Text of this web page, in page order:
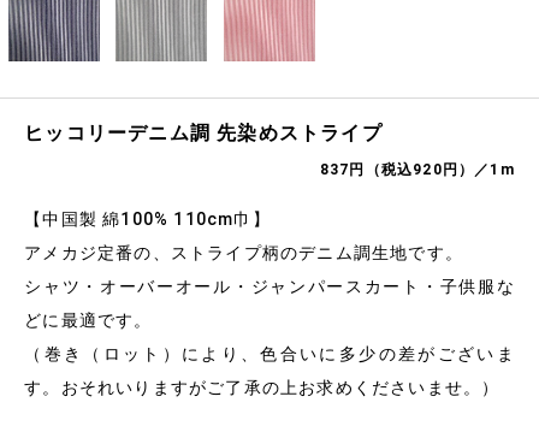
ヒッコリーデニム調 先染めストライプ
837円（税込920円）／1m
【中国製 綿100% 110cm巾】
アメカジ定番の、ストライプ柄のデニム調生地です。
シャツ・オーバーオール・ジャンパースカート・子供服な
どに最適です。
（巻き（ロット）により、色合いに多少の差がございま
す。おそれいりますがご了承の上お求めくださいませ。）